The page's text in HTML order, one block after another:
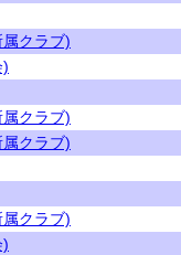
クラブ)
)
クラブ)
クラブ)
クラブ)
)